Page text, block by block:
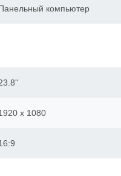
компьютер
x 1080